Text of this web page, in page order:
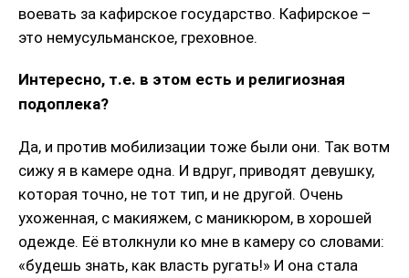
воевать за кафирское государство. Кафирское –
это немусульманское, греховное.
Интересно, т.е. в этом есть и религиозная
подоплека?
Да, и против мобилизации тоже были они. Так вотм
сижу я в камере одна. И вдруг, приводят девушку,
которая точно, не тот тип, и не другой. Очень
ухоженная, с макияжем, с маникюром, в хорошей
одежде. Её втолкнули ко мне в камеру со словами:
«будешь знать, как власть ругать!» И она стала